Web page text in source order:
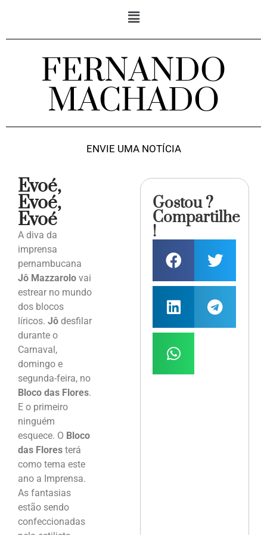
FERNANDO
MACHADO
ENVIE UMA NOTÍCIA
Evoé,
Evoé,
Evoé
A diva da
imprensa
pernambucana
Jô Mazzarolo vai
estrear no mundo
dos blocos
líricos. Jô desfilar
durante o
Carnaval,
domingo e
segunda-feira, no
Bloco das Flores.
E o primeiro
ninguém
esquece. O Bloco
das Flores terá
como tema este
ano a Imprensa.
As fantasias
estão sendo
confeccionadas
Gostou ?
Compartilhe
!